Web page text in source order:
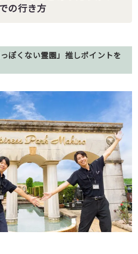
の行き方
ぽくない霊園」推しポイントを